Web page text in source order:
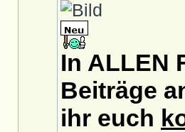
In ALLEN
Beiträge
ihr euch